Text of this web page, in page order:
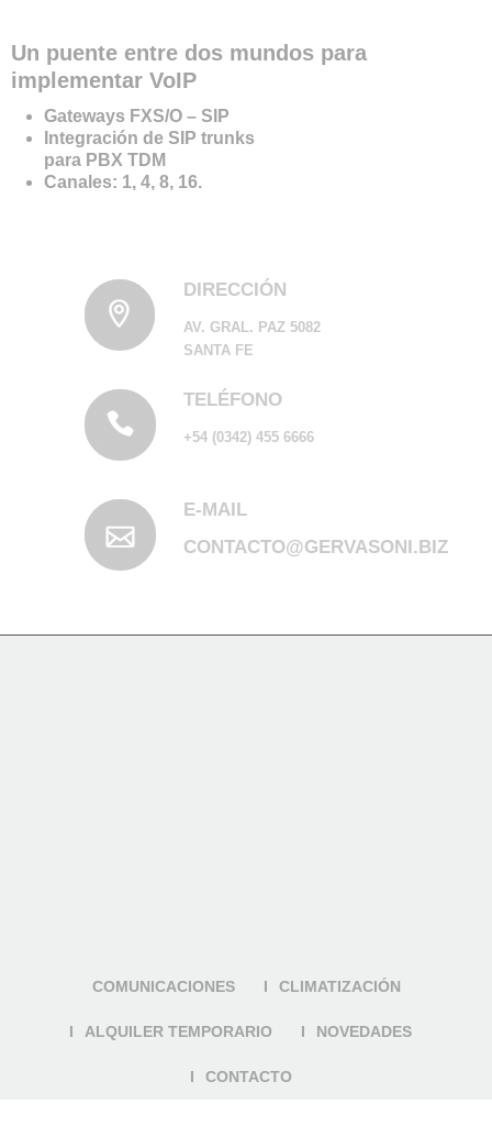
Un puente entre dos mundos para
implementar VoIP
Gateways FXS/O – SIP
Integración de SIP trunks
para PBX TDM
Canales: 1, 4, 8, 16.
DIRECCIÓN
AV. GRAL. PAZ 5082
SANTA FE
TELÉFONO
+54 (0342) 455 6666
E-MAIL
CONTACTO@GERVASONI.BIZ
COMUNICACIONES CLIMATIZACIÓN
ALQUILER TEMPORARIO NOVEDADES
CONTACTO